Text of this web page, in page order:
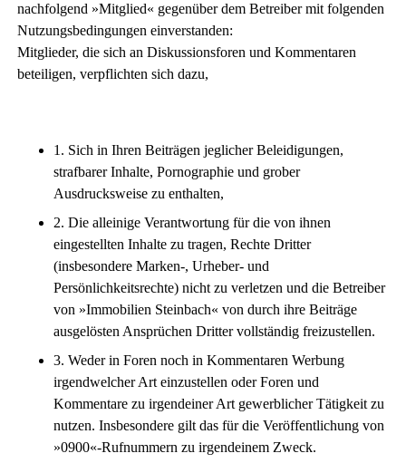
nachfolgend »Mitglied« gegenüber dem Betreiber mit folgenden
Nutzungsbedingungen einverstanden:
Mitglieder, die sich an Diskussionsforen und Kommentaren
beteiligen, verpflichten sich dazu,
1. Sich in Ihren Beiträgen jeglicher Beleidigungen,
strafbarer Inhalte, Pornographie und grober
Ausdrucksweise zu enthalten,
2. Die alleinige Verantwortung für die von ihnen
eingestellten Inhalte zu tragen, Rechte Dritter
(insbesondere Marken-, Urheber- und
Persönlichkeitsrechte) nicht zu verletzen und die Betreiber
von »Immobilien Steinbach« von durch ihre Beiträge
ausgelösten Ansprüchen Dritter vollständig freizustellen.
3. Weder in Foren noch in Kommentaren Werbung
irgendwelcher Art einzustellen oder Foren und
Kommentare zu irgendeiner Art gewerblicher Tätigkeit zu
nutzen. Insbesondere gilt das für die Veröffentlichung von
»0900«-Rufnummern zu irgendeinem Zweck.